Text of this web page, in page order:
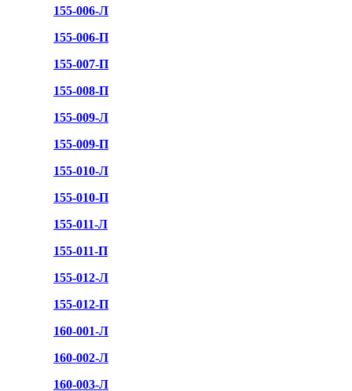
155-006-Л
155-006-П
155-007-П
155-008-П
155-009-Л
155-009-П
155-010-Л
155-010-П
155-011-Л
155-011-П
155-012-Л
155-012-П
160-001-Л
160-002-Л
160-003-Л